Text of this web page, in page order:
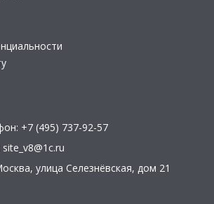
+7 (495) 737-92-57
site_v8@1c.ru
, улица Селезнёвская, дом 21